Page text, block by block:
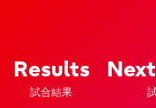
Results
試合結果